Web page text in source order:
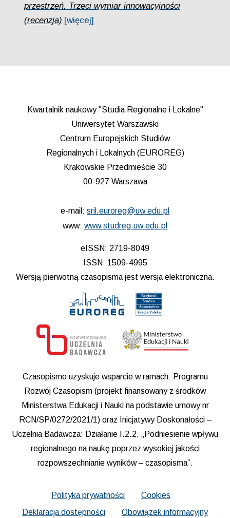
przestrzeń. Trzeci wymiar innowacyjności
(recenzja) [więcej]
Kwartalnik naukowy "Studia Regionalne i Lokalne"
Uniwersytet Warszawski
Centrum Europejskich Studiów
Regionalnych i Lokalnych (EUROREG)
Krakowskie Przedmieście 30
00-927 Warszawa
e-mail: sril.euroreg@uw.edu.pl
www: www.studreg.uw.edu.pl
eISSN: 2719-8049
ISSN: 1509-4995
Wersją pierwotną czasopisma jest wersja elektroniczna.
Czasopismo uzyskuje wsparcie w ramach: Programu
Rozwój Czasopism (projekt finansowany z środków
Ministerstwa Edukacji i Nauki na podstawie umowy nr
RCN/SP/0272/2021/1) oraz Inicjatywy Doskonałości –
Uczelnia Badawcza: Działanie I.2.2. „Podniesienie wpływu
regionalnego na naukę poprzez wysokiej jakości
rozpowszechnianie wyników – czasopisma”.
Polityka prywatności
Cookies
Deklaracja dostępności
Obowiązek informacyjny